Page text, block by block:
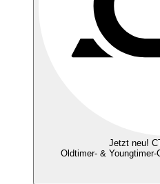
Jetzt neu!
Oldtimer- &